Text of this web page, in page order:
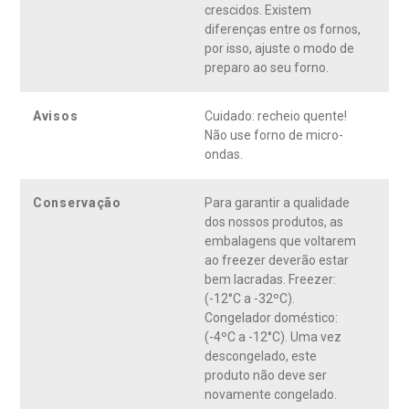
crescidos. Existem
diferenças entre os fornos,
por isso, ajuste o modo de
preparo ao seu forno.
Avisos
Cuidado: recheio quente!
Não use forno de micro-
ondas.
Conservação
Para garantir a qualidade
dos nossos produtos, as
embalagens que voltarem
ao freezer deverão estar
bem lacradas. Freezer:
(-12°C a -32ºC).
Congelador doméstico:
(-4ºC a -12°C). Uma vez
descongelado, este
produto não deve ser
novamente congelado.